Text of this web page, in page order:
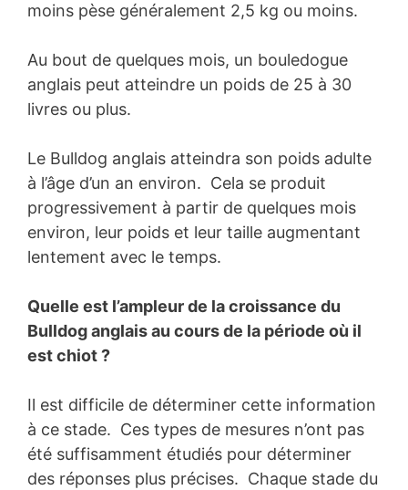
moins pèse généralement 2,5 kg ou moins.
Au bout de quelques mois, un bouledogue
anglais peut atteindre un poids de 25 à 30
livres ou plus.
Le Bulldog anglais atteindra son poids adulte
à l’âge d’un an environ. Cela se produit
progressivement à partir de quelques mois
environ, leur poids et leur taille augmentant
lentement avec le temps.
Quelle est l’ampleur de la croissance du
Bulldog anglais au cours de la période où il
est chiot ?
Il est difficile de déterminer cette information
à ce stade. Ces types de mesures n’ont pas
été suffisamment étudiés pour déterminer
des réponses plus précises. Chaque stade du